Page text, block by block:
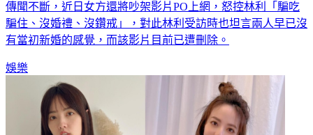
傳聞不斷，近日女方還將吵架影片PO上網，怒控林利「騙吃
騙住、沒婚禮、沒鑽戒」，對此林利受訪時也坦言兩人早已沒
有當初新婚的感覺，而該影片目前已遭刪除。
娛樂